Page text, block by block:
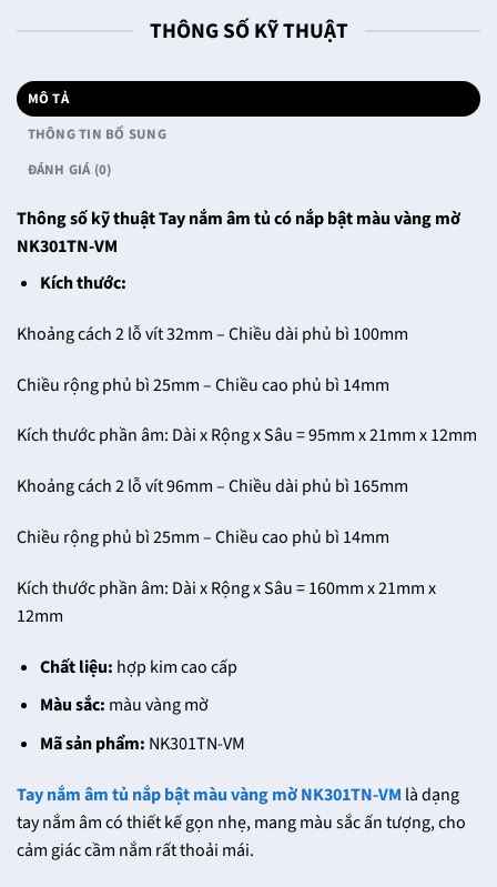
THÔNG SỐ KỸ THUẬT
MÔ TẢ
THÔNG TIN BỔ SUNG
ĐÁNH GIÁ (0)
Thông số kỹ thuật Tay nắm âm tủ có nắp bật màu vàng mờ
NK301TN-VM
Kích thước:
Khoảng cách 2 lỗ vít 32mm – Chiều dài phủ bì 100mm
Chiều rộng phủ bì 25mm – Chiều cao phủ bì 14mm
Kích thước phần âm: Dài x Rộng x Sâu = 95mm x 21mm x 12mm
Khoảng cách 2 lỗ vít 96mm – Chiều dài phủ bì 165mm
Chiều rộng phủ bì 25mm – Chiều cao phủ bì 14mm
Kích thước phần âm: Dài x Rộng x Sâu = 160mm x 21mm x
12mm
Chất liệu: hợp kim cao cấp
Màu sắc: màu vàng mờ
Mã sản phẩm: NK301TN-VM
Tay nắm âm tủ nắp bật màu vàng mờ NK301TN-VM là dạng
tay nắm âm có thiết kế gọn nhẹ, mang màu sắc ấn tượng, cho
cảm giác cầm nắm rất thoải mái.